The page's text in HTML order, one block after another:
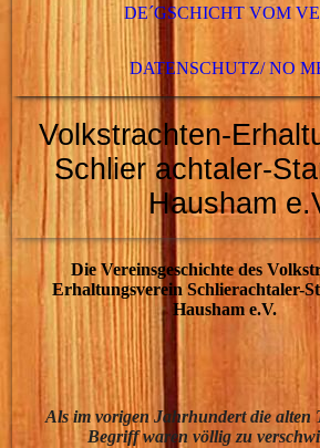
DE´GSCHICHT VOM
DATENSCHUTZ/ NO
Volkstrachten-
Schlier achtaler-
Hausham
Die Vereinsgeschichte des
Erhaltungsverein Schlierachtaler-
Hausham e.V.
Als im vorigen Jahrhundert die alten
Begriff waren völlig zu